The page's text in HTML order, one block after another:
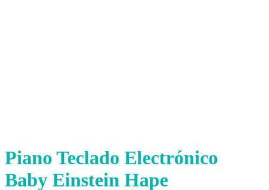
Piano Teclado Electrónico
Baby Einstein Hape